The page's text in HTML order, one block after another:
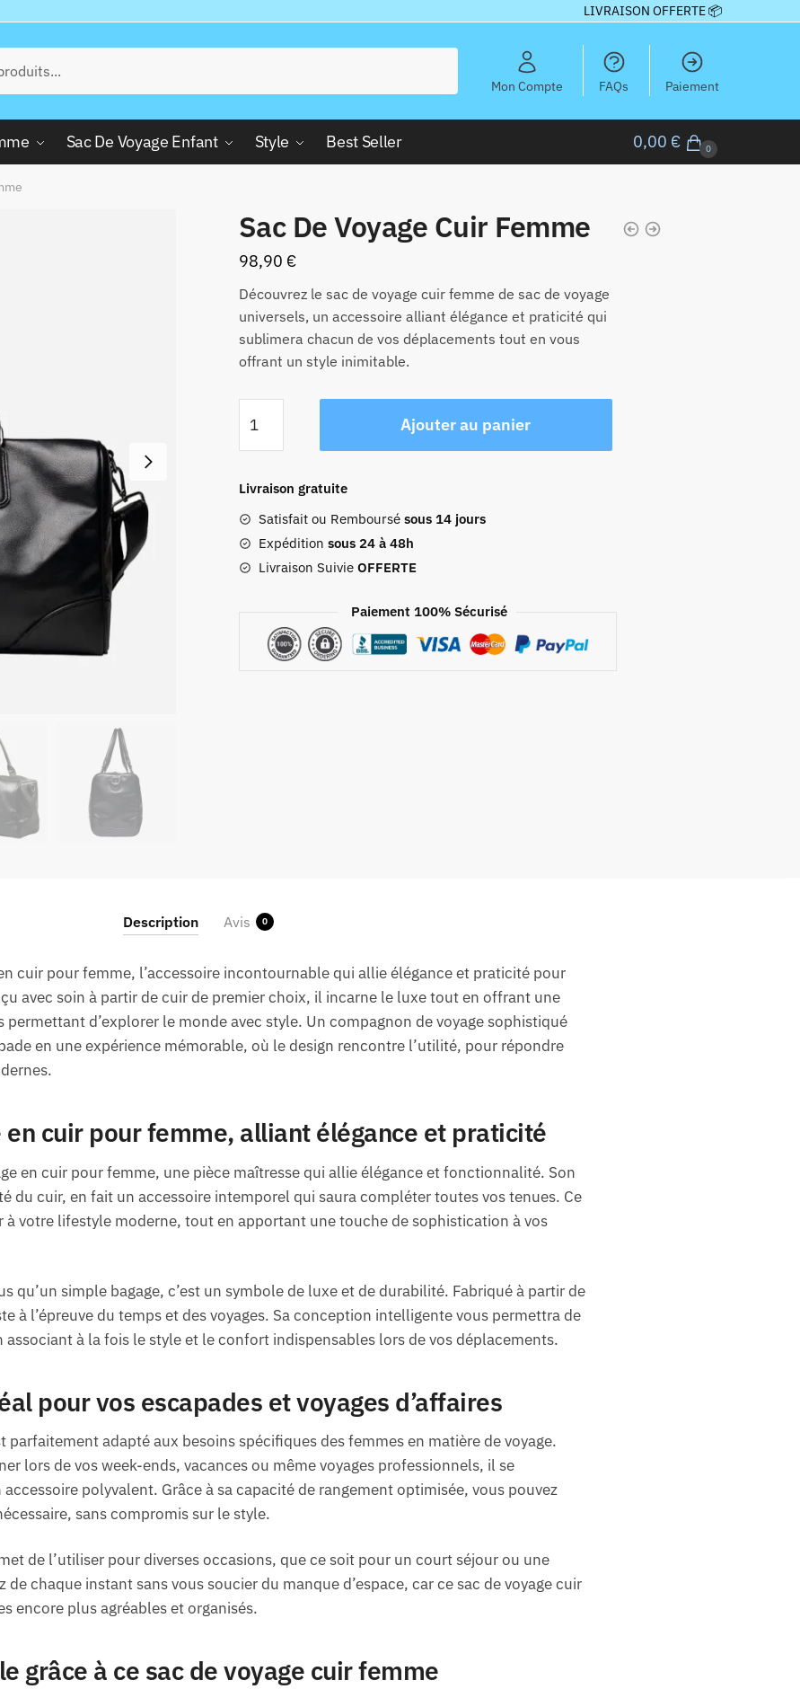
LIVRAISON OFFERTE 📦
Mon Compte FAQs Paiement
Sac De Voyage Enfant Style Best Seller 0,00 € 0
Sac De Voyage Cuir Femme
98,90 €
Découvrez le sac de voyage cuir femme de sac de voyage
universels, un accessoire alliant élégance et praticité qui
sublimera chacun de vos déplacements tout en vous
offrant un style inimitable.
de
Sac
Voyage
Cuir
Femme
Ajouter au panier
Livraison gratuite
Satisfait ou Remboursé sous 14 jours
Expédition sous 24 à 48h
Livraison Suivie OFFERTE
Paiement 100% Sécurisé
Description Avis 0
cuir pour femme, l’accessoire incontournable qui allie élégance et praticité pour
avec soin à partir de cuir de premier choix, il incarne le luxe tout en offrant une
d’explorer le monde avec style. Un compagnon de voyage sophistiqué
en une expérience mémorable, où le design rencontre l’utilité, pour répondre
en cuir pour femme, alliant élégance et praticité
en cuir pour femme, une pièce maîtresse qui allie élégance et fonctionnalité. Son
du cuir, en fait un accessoire intemporel qui saura compléter toutes vos tenues. Ce
à votre lifestyle moderne, tout en apportant une touche de sophistication à vos
qu’un simple bagage, c’est un symbole de luxe et de durabilité. Fabriqué à partir de
à l’épreuve du temps et des voyages. Sa conception intelligente vous permettra de
associant à la fois le style et le confort indispensables lors de vos déplacements.
pour vos escapades et voyages d’affaires
parfaitement adapté aux besoins spécifiques des femmes en matière de voyage.
lors de vos week-ends, vacances ou même voyages professionnels, il se
polyvalent. Grâce à sa capacité de rangement optimisée, vous pouvez
sans compromis sur le style.
de l’utiliser pour diverses occasions, que ce soit pour un court séjour ou une
chaque instant sans vous soucier du manque d’espace, car ce sac de voyage cuir
encore plus agréables et organisés.
grâce à ce sac de voyage cuir femme